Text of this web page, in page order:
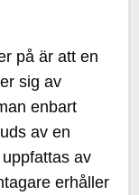
på är att en
sig av
enbart
av en
av
erhåller